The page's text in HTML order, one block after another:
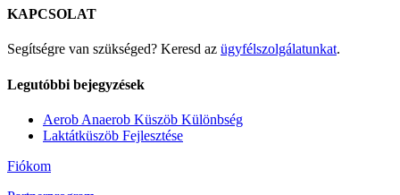
KAPCSOLAT
Segítségre van szükséged? Keresd az ügyfélszolgálatunkat.
Legutóbbi bejegyzések
Aerob Anaerob Küszöb Különbség
Laktátküszöb Fejlesztése
Fiókom